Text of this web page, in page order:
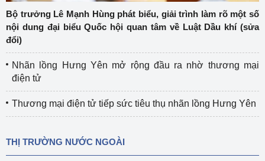
Bộ trưởng Lê Mạnh Hùng phát biểu, giải trình làm rõ một số
nội dung đại biểu Quốc hội quan tâm về Luật Dầu khí (sửa
đổi)
Nhãn lồng Hưng Yên mở rộng đầu ra nhờ thương mại
điện tử
Thương mại điện tử tiếp sức tiêu thụ nhãn lồng Hưng Yên
THỊ TRƯỜNG NƯỚC NGOÀI